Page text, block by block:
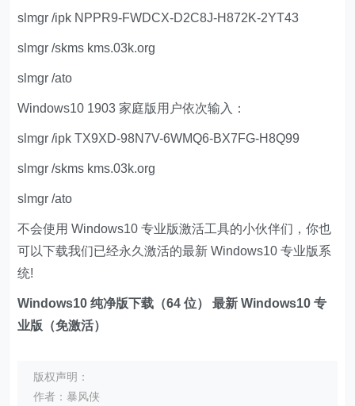
slmgr /ipk NPPR9-FWDCX-D2C8J-H872K-2YT43
slmgr /skms kms.03k.org
slmgr /ato
Windows10 1903 家庭版用户依次输入：
slmgr /ipk TX9XD-98N7V-6WMQ6-BX7FG-H8Q99
slmgr /skms kms.03k.org
slmgr /ato
不会使用 Windows10 专业版激活工具的小伙伴们，你也
可以下载我们已经永久激活的最新 Windows10 专业版系
统!
Windows10 纯净版下载（64 位）最新 Windows10 专
业版（免激活）
版权声明：
作者：暴风侠